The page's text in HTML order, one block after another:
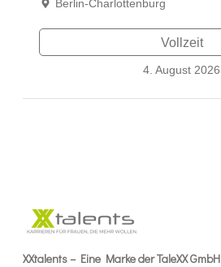
Berlin-Charlottenburg
Vollzeit
4. August 2026
XXtalents – Eine Marke der TaleXX GmbH